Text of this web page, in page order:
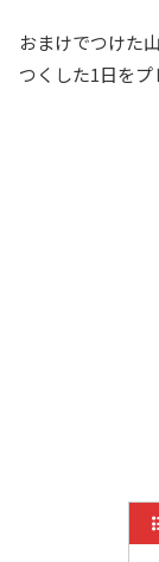
おまけでつけた
つくした1日をプ